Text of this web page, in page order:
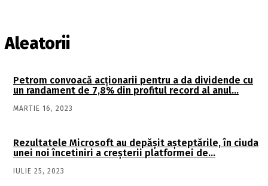
Aleatorii
Petrom convoacă acţionarii pentru a da dividende cu
un randament de 7,8% din profitul record al anul…
MARTIE 16, 2023
Rezultatele Microsoft au depăşit aşteptările, în ciuda
unei noi încetiniri a creşterii platformei de…
IULIE 25, 2023